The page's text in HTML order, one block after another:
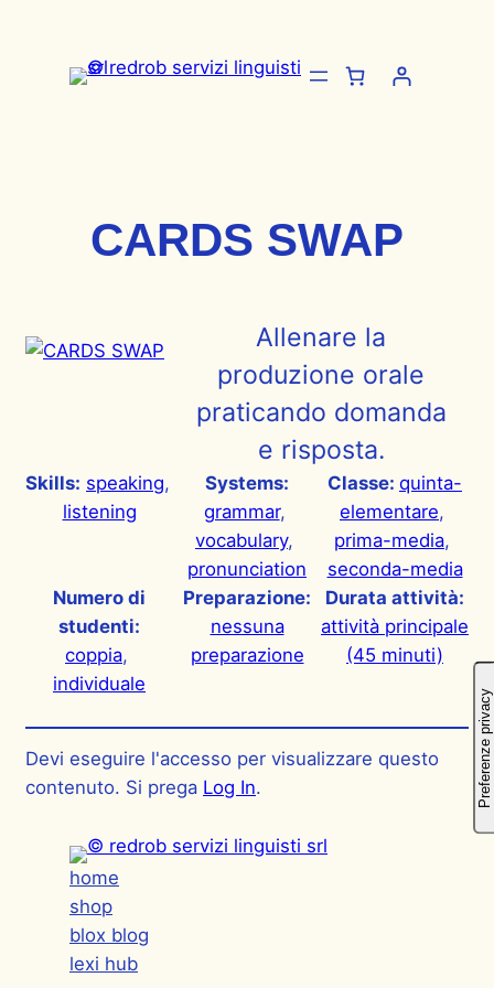
contenuto
CARDS SWAP
Allenare la
produzione orale
praticando domanda
e risposta.
Skills: speaking
listening
Systems:
grammar
vocabulary
pronunciation
Classe: quinta-
elementare
prima-media
seconda-media
Numero di
studenti:
coppia
individuale
Preparazione:
nessuna
preparazione
Durata attività:
attività principale
(45 minuti)
Devi eseguire l'accesso per visualizzare questo
contenuto. Si prega Log In.
home
shop
blox blog
lexi hub